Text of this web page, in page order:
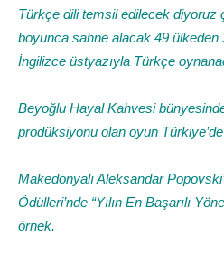
Türkçe dili temsil edilecek diyoruz
boyunca sahne alacak 49 ülkeden
İngilizce üstyazıyla Türkçe
Beyoğlu Hayal Kahvesi
prodüksiyonu olan oyun
Makedonyalı Aleksandar
Ödülleri’nde “Yılın En Başarılı
örnek.